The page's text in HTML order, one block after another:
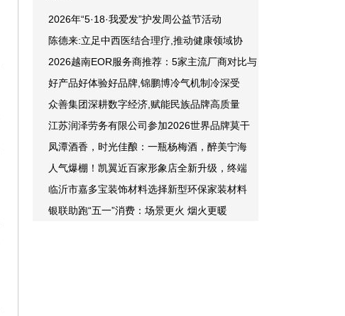
2026年“5·18·我爱发”护发周公益节活动
陈德来:立足中西医结合理疗,推动健康领域协
2026越南EOR服务商推荐：5家主流厂商对比与
好产品好体验好品牌,锦鹏博冷气机制冷深受
众善集团深耕数字经济,赋能民族品牌高质量
江苏润泽劳务有限公司参加2026世界品牌莫干
凤潭酒香，时光佳酿：一瓶杨梅酒，醉美宁海
人气爆棚！凯翼近百家形象店全新升级，终端
临沂市嘉多宝装饰材料选择新型环保家装材料
银联助跑“五一”消费：场景更火 烟火更暖